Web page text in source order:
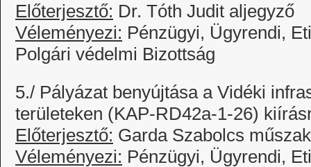
Előterjesztő: Dr. Tóth Judit aljegyző
Véleményezi: Pénzügyi, Ügyrendi,
Polgári védelmi Bizottság
5./ Pályázat benyújtása a Vidéki
területeken (KAP-RD42a-1-26)
Előterjesztő: Garda Szabolcs
Véleményezi: Pénzügyi, Ügyrendi,